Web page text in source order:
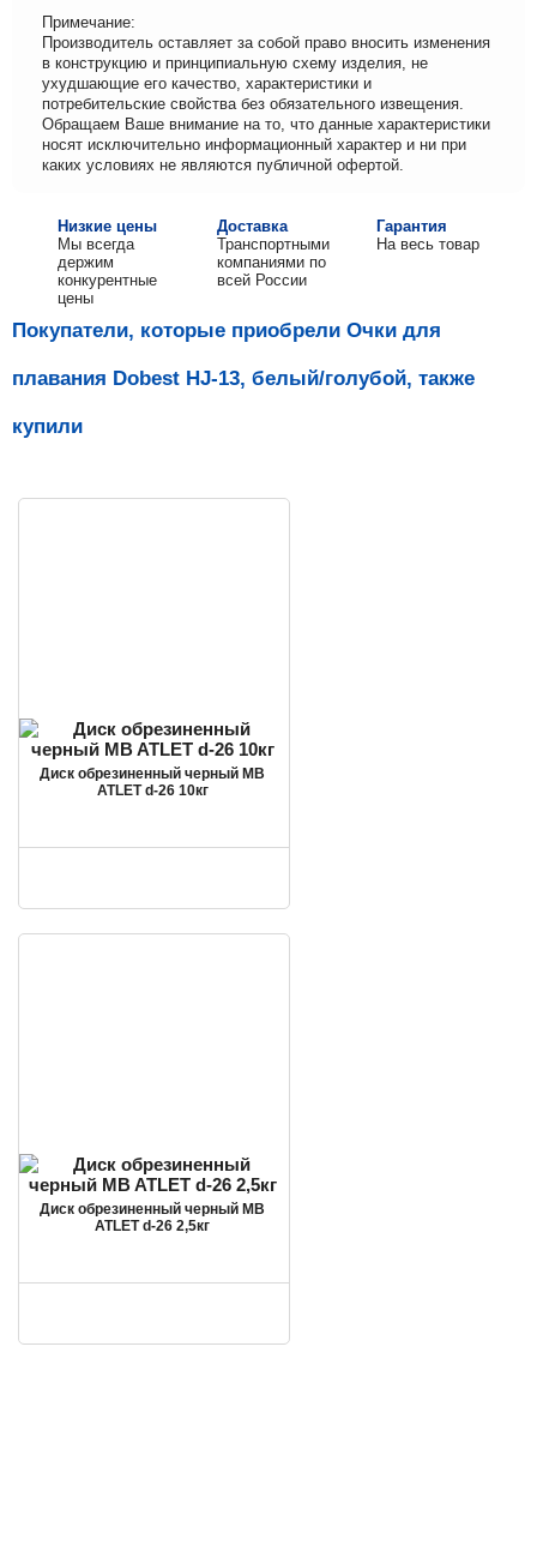
Примечание:
Производитель оставляет за собой право вносить изменения
в конструкцию и принципиальную схему изделия, не
ухудшающие его качество, характеристики и
потребительские свойства без обязательного извещения.
Обращаем Ваше внимание на то, что данные характеристики
носят исключительно информационный характер и ни при
каких условиях не являются публичной офертой.
Низкие цены
Мы всегда
держим
конкурентные
цены
Доставка
Транспортными
компаниями по
всей России
Гарантия
На весь товар
Покупатели, которые приобрели Очки для
плавания Dobest HJ-13, белый/голубой, также
купили
Диск обрезиненный черный MB
ATLET d-26 10кг
Диск обрезиненный черный MB
ATLET d-26 2,5кг